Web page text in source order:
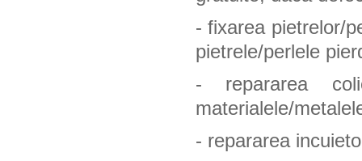
- fixarea pietrelor/
pietrele/perlele
- repararea
materialele/
- repararea